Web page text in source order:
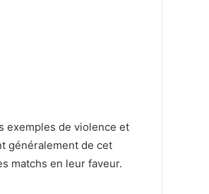
exemples de violence et
généralement de cet
matchs en leur faveur.